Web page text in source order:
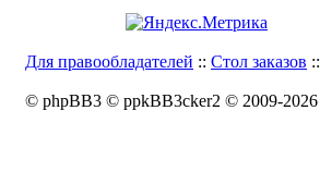
Для правообладателей :: Стол заказов ::
© phpBB3 © ppkBB3cker2 © 2009-2026